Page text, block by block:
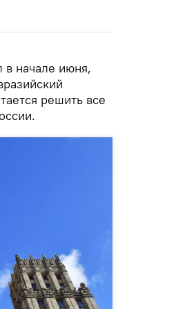
в начале июня,
решить все